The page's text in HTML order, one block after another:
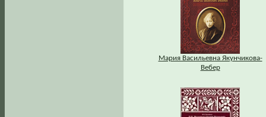
Мария Васильевна Якунчикова-
Вебер